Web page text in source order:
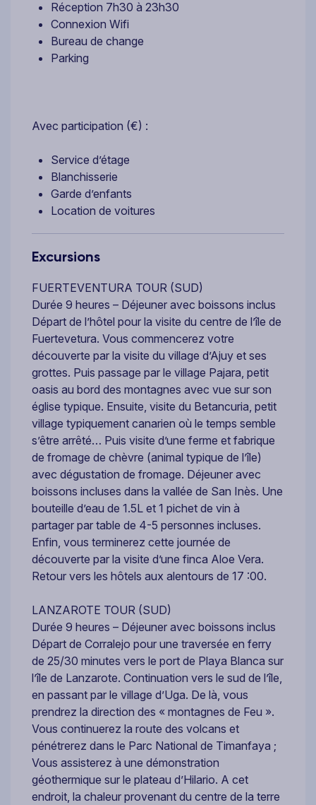
Réception 7h30 à 23h30
Connexion Wifi
Bureau de change
Parking
Avec participation (€) :
Service d’étage
Blanchisserie
Garde d’enfants
Location de voitures
Excursions
FUERTEVENTURA TOUR (SUD)
Durée 9 heures – Déjeuner avec boissons inclus
Départ de l’hôtel pour la visite du centre de l’île de
Fuertevetura. Vous commencerez votre
découverte par la visite du village d’Ajuy et ses
grottes. Puis passage par le village Pajara, petit
oasis au bord des montagnes avec vue sur son
église typique. Ensuite, visite du Betancuria, petit
village typiquement canarien où le temps semble
s’être arrêté… Puis visite d’une ferme et fabrique
de fromage de chèvre (animal typique de l’île)
avec dégustation de fromage. Déjeuner avec
boissons incluses dans la vallée de San Inès. Une
bouteille d’eau de 1.5L et 1 pichet de vin à
partager par table de 4-5 personnes incluses.
Enfin, vous terminerez cette journée de
découverte par la visite d’une finca Aloe Vera.
Retour vers les hôtels aux alentours de 17 :00.
LANZAROTE TOUR (SUD)
Durée 9 heures – Déjeuner avec boissons inclus
Départ de Corralejo pour une traversée en ferry
de 25/30 minutes vers le port de Playa Blanca sur
l’île de Lanzarote. Continuation vers le sud de l’île,
en passant par le village d’Uga. De là, vous
prendrez la direction des « montagnes de Feu ».
Vous continuerez la route des volcans et
pénétrerez dans le Parc National de Timanfaya ;
Vous assisterez à une démonstration
géothermique sur le plateau d’Hilario. A cet
endroit, la chaleur provenant du centre de la terre